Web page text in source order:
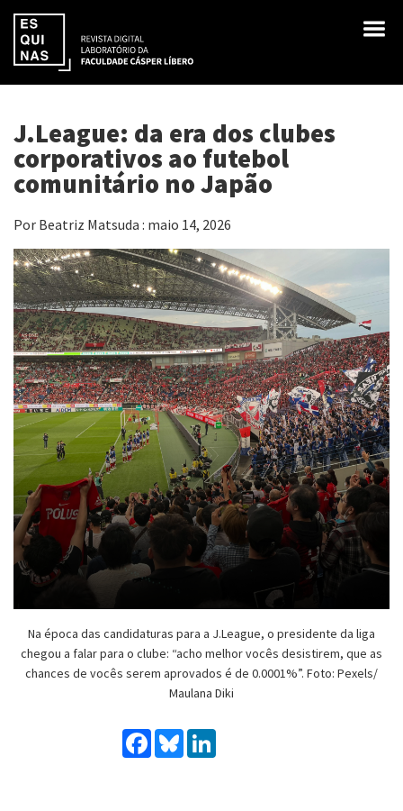
J.League: da era dos clubes
corporativos ao futebol
comunitário no Japão
Por Beatriz Matsuda : maio 14, 2026
Na época das candidaturas para a J.League, o presidente da liga
chegou a falar para o clube: “acho melhor vocês desistirem, que as
chances de vocês serem aprovados é de 0.0001%”. Foto: Pexels/
Maulana Diki
Facebook
Bluesky